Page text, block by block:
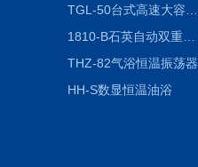
1810-B石英自动双重纯水蒸馏水器
THZ-82气浴恒温振荡器
HH-S数显恒温油浴